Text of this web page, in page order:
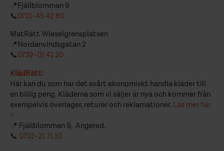
📍Fjällblomman 9
📞 0721-45 42 80
MatRätt Wieselgrensplatsen
📍Nordanvindsgatan 2
📞 0739-01 41 20
KlädRätt:
Här kan du som har det svårt ekonomiskt handla kläder till
en billig peng. Kläderna som vi säljer är nya och kommer från
exempelvis överlager, returer och reklamationer.
Läs mer här
>
📍 Fjällblomman 9, Angered.
📞 0732-21 71 10